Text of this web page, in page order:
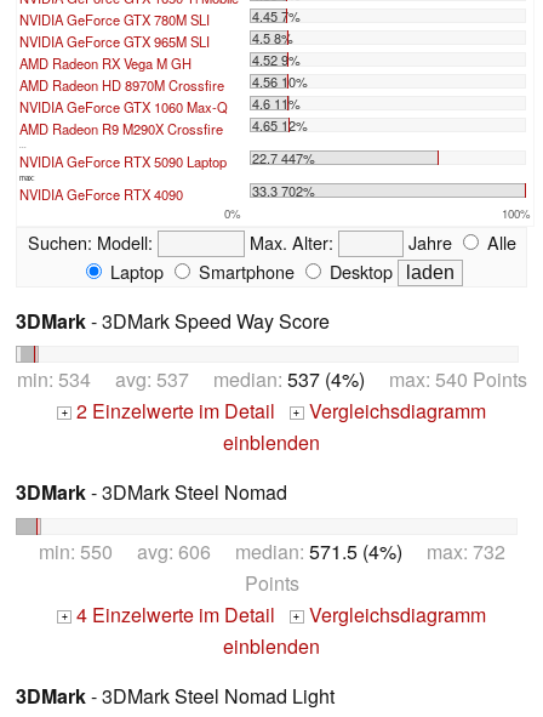
NVIDIA GeForce GTX 780M SLI
4.45 7%
NVIDIA GeForce GTX 965M SLI
4.5 8%
AMD Radeon RX Vega M GH
4.52 9%
AMD Radeon HD 8970M Crossfire
4.56 10%
NVIDIA GeForce GTX 1060 Max-Q
4.6 11%
AMD Radeon R9 M290X Crossfire
4.65 12%
NVIDIA GeForce RTX 5090 Laptop 22.7 447%
max:
NVIDIA GeForce RTX 4090 33.3 702%
0% 100%
Suchen: Modell: Max. Alter: Jahre
Alle
Laptop
Smartphone Desktop
3DMark- 3DMark Speed Way Score
min: 534 avg: 537 median: 537 (4%) max: 540 Points
+ 2 Einzelwerte im Detail + Vergleichsdiagramm
einblenden
3DMark- 3DMark Steel Nomad
min: 550 avg: 606 median: 571.5 (4%) max: 732
Points
+ 4 Einzelwerte im Detail + Vergleichsdiagramm
einblenden
3DMark- 3DMark Steel Nomad Light